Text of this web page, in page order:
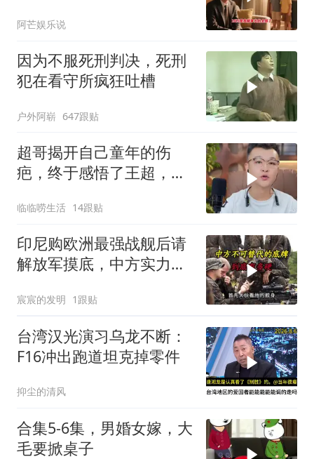
阿芒娱乐说
因为不服死刑判决，死刑
犯在看守所疯狂吐槽
户外阿崭 647跟贴
超哥揭开自己童年的伤
疤，终于感悟了王超，他
临临唠生活 14跟贴
印尼购欧洲最强战舰后请
解放军摸底，中方实力几
宸宸的发明 1跟贴
台湾汉光演习乌龙不断：
F16冲出跑道坦克掉零件
抑尘的清风
合集5-6集，男婚女嫁，大
毛要掀桌子